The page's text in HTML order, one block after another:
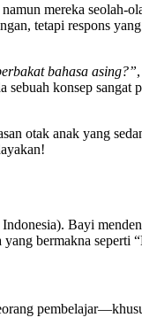
mereka seolah-
tetapi respons
bahasa asing?”
konsep
otak anak yang
Bayi
bermakna seperti